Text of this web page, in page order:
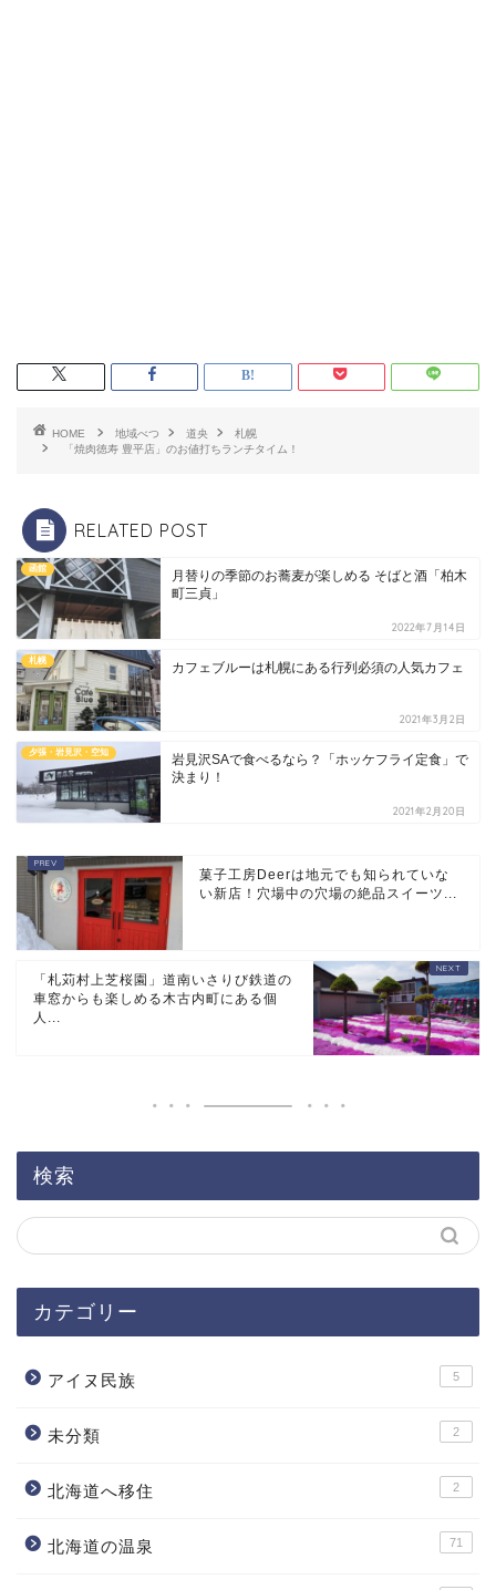
HOME 地域べつ 道央
札幌
「焼肉徳寿 豊平店」のお値打ちランチタイム！
RELATED POST
函館
月替りの季節のお蕎麦が楽しめる そばと酒「柏木
町三貞」
2022年7月14日
札幌 カフェブルーは札幌にある行列必須の人気カフェ
2021年3月2日
夕張・岩見沢・空知
岩見沢SAで食べるなら？「ホッケフライ定食」で
決まり！
2021年2月20日
菓子工房Deerは地元でも知られていな
い新店！穴場中の穴場の絶品スイーツ...
「札苅村上芝桜園」道南いさりび鉄道の
車窓からも楽しめる木古内町にある個
人...
検索
カテゴリー
アイヌ民族 5
未分類 2
北海道へ移住 2
北海道の温泉 71